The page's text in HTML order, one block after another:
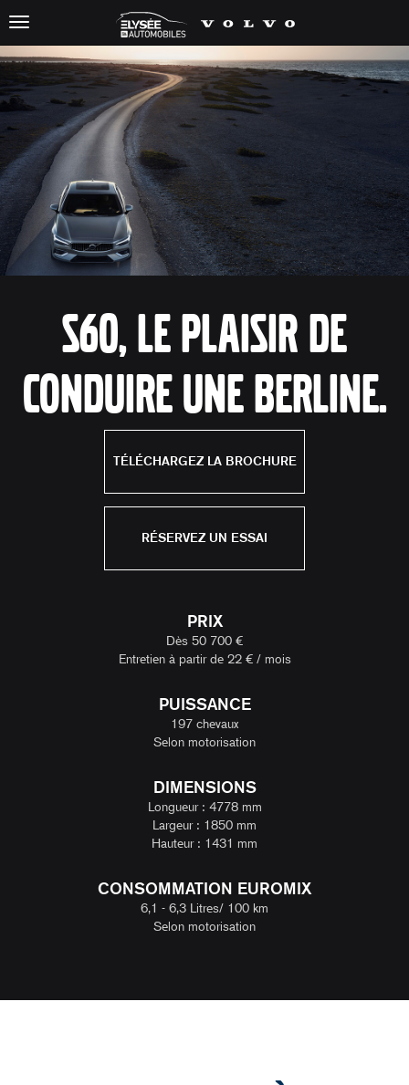
Toggle
S60, le plaisir de
conduire une berline.
TÉLÉCHARGEZ LA BROCHURE
RÉSERVEZ UN ESSAI
PRIX
Dès 50 700 €
Entretien à partir de 22 € / mois
PUISSANCE
197 chevaux
Selon motorisation
DIMENSIONS
Longueur : 4778 mm
Largeur : 1850 mm
Hauteur : 1431 mm
CONSOMMATION EUROMIX
6,1 - 6,3 Litres/ 100 km
Selon motorisation